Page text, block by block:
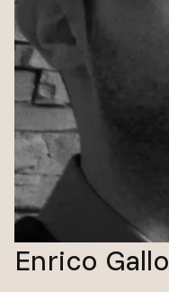
Enrico Gallo